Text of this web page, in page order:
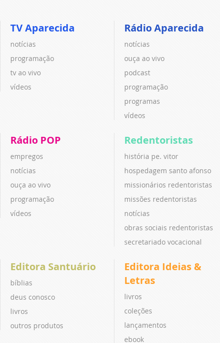
TV Aparecida
notícias
programação
tv ao vivo
vídeos
Rádio Aparecida
notícias
ouça ao vivo
podcast
programação
programas
vídeos
Rádio POP
empregos
notícias
ouça ao vivo
programação
vídeos
Redentoristas
história pe. vitor
hospedagem santo afonso
missionários redentoristas
missões redentoristas
notícias
obras sociais redentoristas
secretariado vocacional
Editora Santuário
bíblias
deus conosco
livros
outros produtos
Editora Ideias &
Letras
livros
coleções
lançamentos
ebook